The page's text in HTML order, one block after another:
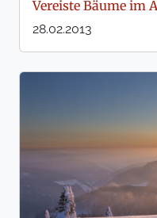
Vereiste Bäume im
28.02.2013